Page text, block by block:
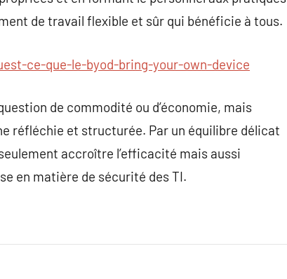
de travail flexible et sûr qui bénéficie à tous.
ce-que-le-byod-bring-your-own-device
de commodité ou d’économie, mais
réfléchie et structurée. Par un équilibre délicat
accroître l’efficacité mais aussi
en matière de sécurité des TI.